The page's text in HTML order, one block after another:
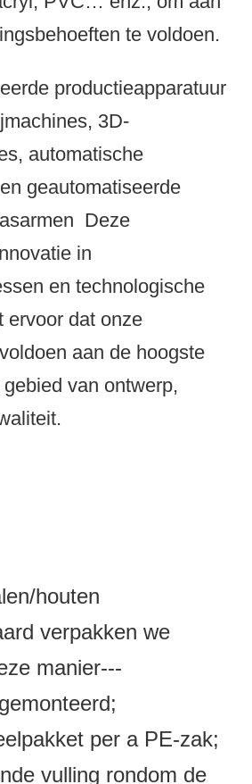
te voldoen.
productieapparatuur
3D-
automatische
geautomatiseerde
Deze
in
en technologische
ervoor dat onze
aan de hoogste
van ontwerp,
houten
verpakken we
manier---
per a PE-zak;
vulling rondom de